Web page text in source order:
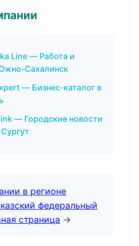
Line — Работа и
Сахалинск
— Бизнес-каталог в
— Городские новости
в регионе
федеральный
страница →